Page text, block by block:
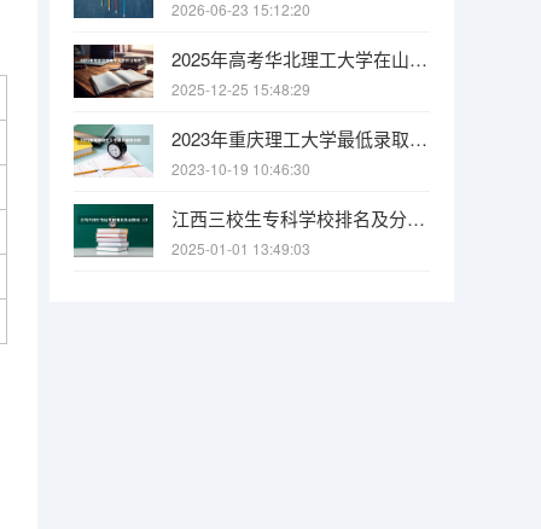
2026-06-23 15:12:20
2025年高考华北理工大学在山东艺术类投档分数线总汇（2026参考）
2025-12-25 15:48:29
2023年重庆理工大学最低录取分数 重庆往年录取分数是多少
2023-10-19 10:46:30
江西三校生专科学校排名及分数线（江西专科公办学校排名及分数线）
2025-01-01 13:49:03